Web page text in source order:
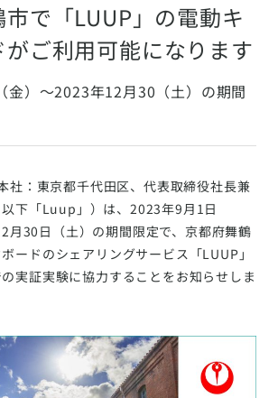
で「LUUP」の電動キ
がご利用可能になります
金）～2023年12月30（土）の期間
社：東京都千代田区、代表取締役社長兼
下「Luup」）は、2023年9月1日
月30日（土）の期間限定で、京都府舞鶴
ードのシェアリングサービス「LUUP」
実証実験に協力することをお知らせしま